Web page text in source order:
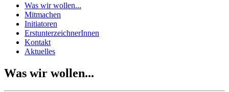
Was wir wollen...
Mitmachen
Initiatoren
ErstunterzeichnerInnen
Kontakt
Aktuelles
Was wir wollen...